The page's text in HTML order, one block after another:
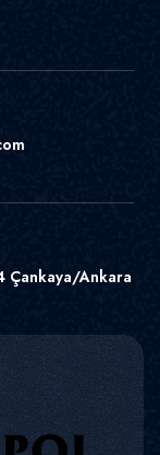
Çankaya/Ankara